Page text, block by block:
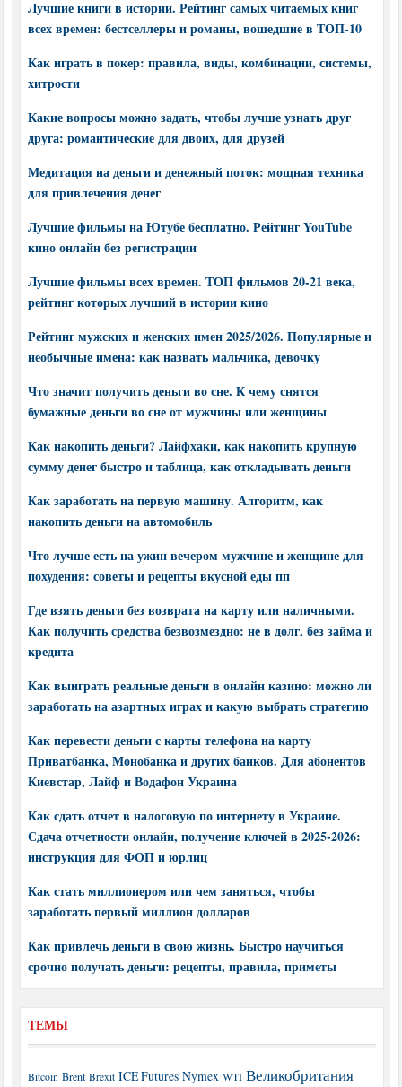
Лучшие книги в истории. Рейтинг самых читаемых книг
всех времен: бестселлеры и романы, вошедшие в ТОП-10
Как играть в покер: правила, виды, комбинации, системы,
хитрости
Какие вопросы можно задать, чтобы лучше узнать друг
друга: романтические для двоих, для друзей
Медитация на деньги и денежный поток: мощная техника
для привлечения денег
Лучшие фильмы на Ютубе бесплатно. Рейтинг YouTube
кино онлайн без регистрации
Лучшие фильмы всех времен. ТОП фильмов 20-21 века,
рейтинг которых лучший в истории кино
Рейтинг мужских и женских имен 2025/2026. Популярные и
необычные имена: как назвать мальчика, девочку
Что значит получить деньги во сне. К чему снятся
бумажные деньги во сне от мужчины или женщины
Как накопить деньги? Лайфхаки, как накопить крупную
сумму денег быстро и таблица, как откладывать деньги
Как заработать на первую машину. Алгоритм, как
накопить деньги на автомобиль
Что лучше есть на ужин вечером мужчине и женщине для
похудения: советы и рецепты вкусной еды пп
Где взять деньги без возврата на карту или наличными.
Как получить средства безвозмездно: не в долг, без займа и
кредита
Как выиграть реальные деньги в онлайн казино: можно ли
заработать на азартных играх и какую выбрать стратегию
Как перевести деньги с карты телефона на карту
Приватбанка, Монобанка и других банков. Для абонентов
Киевстар, Лайф и Водафон Украина
Как сдать отчет в налоговую по интернету в Украине.
Сдача отчетности онлайн, получение ключей в 2025-2026:
инструкция для ФОП и юрлиц
Как стать миллионером или чем заняться, чтобы
заработать первый миллион долларов
Как привлечь деньги в свою жизнь. Быстро научиться
срочно получать деньги: рецепты, правила, приметы
ТЕМЫ
Bitcoin Brent Brexit ICE Futures Nymex WTI Великобритания